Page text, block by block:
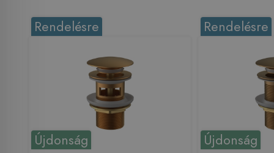
Újdonság
Rendelésre
Újdonság
Rendelésre